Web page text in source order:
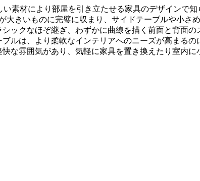
素材により部屋を引き立たせる家具のデザインで
きいものに完璧に収まり、サイドテーブルや小さ
ックなほぞ継ぎ、わずかに曲線を描く前面と背面
は、より柔軟なインテリアへのニーズが高まるの
な雰囲気があり、気軽に家具を置き換えたり室内に